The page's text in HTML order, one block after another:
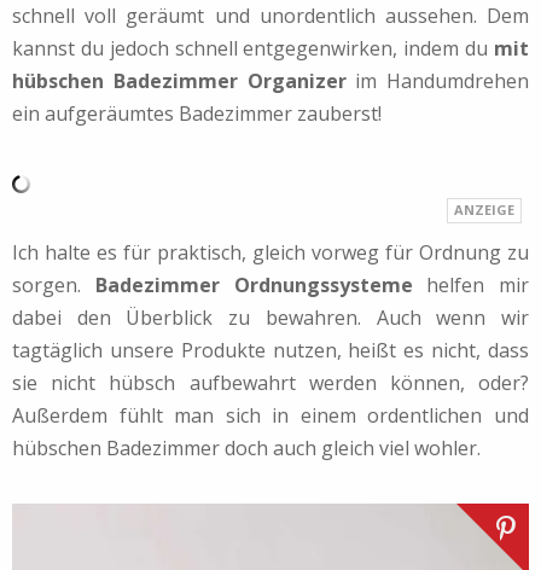
schnell voll geräumt und unordentlich aussehen. Dem
kannst du jedoch schnell entgegenwirken, indem du mit
hübschen Badezimmer Organizerim Handumdrehen
ein aufgeräumtes Badezimmer zauberst!
Ich halte es für praktisch, gleich vorweg für Ordnung zu
sorgen. Badezimmer Ordnungssysteme helfen mir
dabei den Überblick zu bewahren. Auch wenn wir
tagtäglich unsere Produkte nutzen, heißt es nicht, dass
sie nicht hübsch aufbewahrt werden können, oder?
Außerdem fühlt man sich in einem ordentlichen und
hübschen Badezimmer doch auch gleich viel wohler.